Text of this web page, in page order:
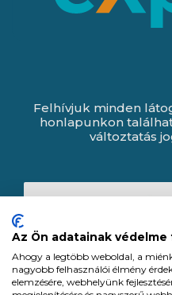
Felhívjuk minden
honlapunkon
változtatás
Az Ön adatainak
Ahogy a legtöbb weboldal, a
nagyobb felhasználói élmény
elemzésére, webhelyünk